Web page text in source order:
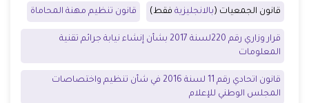
قانون الجمعيات (بالانجليزية فقط) قانون تنظيم مهنة المحاماة
قرار وزاري رقم 220لسنة 2017
بشأن إنشاء نيابة جرائم تقنية
المعلومات
قانون اتحادي رقم 11 لسنة 2016 في شأن تنظيم واختصاصات
المجلس الوطني للإعلام